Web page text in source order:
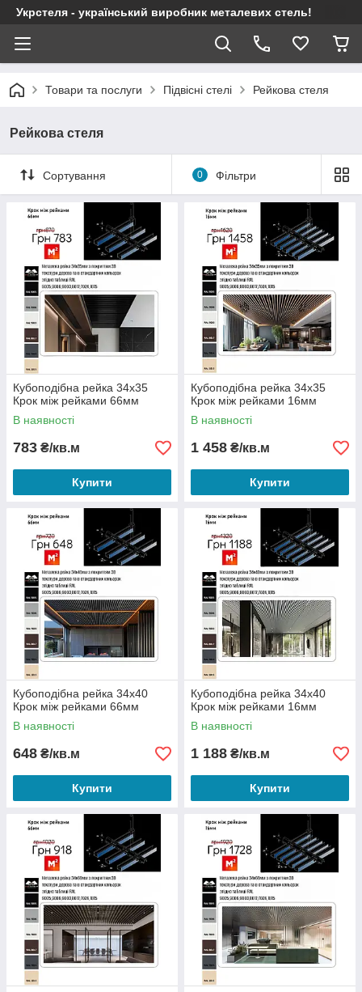
Укрстеля - український виробник металевих стель!
Товари та послуги Підвісні стелі Рейкова стеля
Рейкова стеля
Сортування 0 Фільтри
Кубоподібна рейка 34х35
Крок між рейками 66мм
В наявності
783 ₴/кв.м
Купити
Кубоподібна рейка 34х35
Крок між рейками 16мм
В наявності
1 458 ₴/кв.м
Купити
Кубоподібна рейка 34х40
Крок між рейками 66мм
В наявності
648 ₴/кв.м
Купити
Кубоподібна рейка 34х40
Крок між рейками 16мм
В наявності
1 188 ₴/кв.м
Купити